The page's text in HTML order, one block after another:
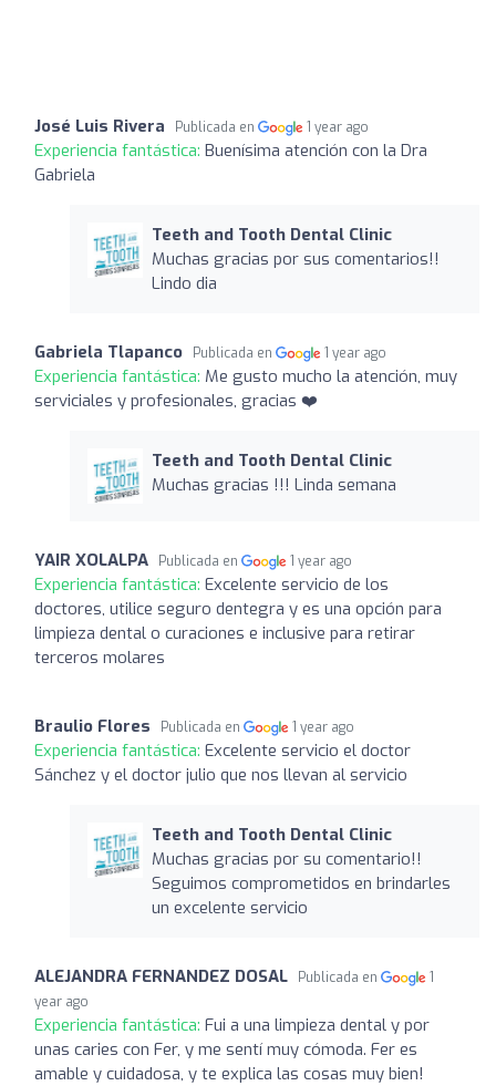
José Luis Rivera Publicada en 1 year ago
Experiencia fantástica: Buenísima atención con la Dra
Gabriela
Teeth and Tooth Dental Clinic
Muchas gracias por sus comentarios!!
Lindo dia
Gabriela Tlapanco Publicada en 1 year ago
Experiencia fantástica: Me gusto mucho la atención, muy
serviciales y profesionales, gracias ❤️
Teeth and Tooth Dental Clinic
Muchas gracias !!! Linda semana
YAIR XOLALPA Publicada en 1 year ago
Experiencia fantástica: Excelente servicio de los
doctores, utilice seguro dentegra y es una opción para
limpieza dental o curaciones e inclusive para retirar
terceros molares
Braulio Flores Publicada en 1 year ago
Experiencia fantástica: Excelente servicio el doctor
Sánchez y el doctor julio que nos llevan al servicio
Teeth and Tooth Dental Clinic
Muchas gracias por su comentario!!
Seguimos comprometidos en brindarles
un excelente servicio
ALEJANDRA FERNANDEZ DOSAL Publicada en
1
year ago
Experiencia fantástica: Fui a una limpieza dental y por
unas caries con Fer, y me sentí muy cómoda. Fer es
amable y cuidadosa, y te explica las cosas muy bien!